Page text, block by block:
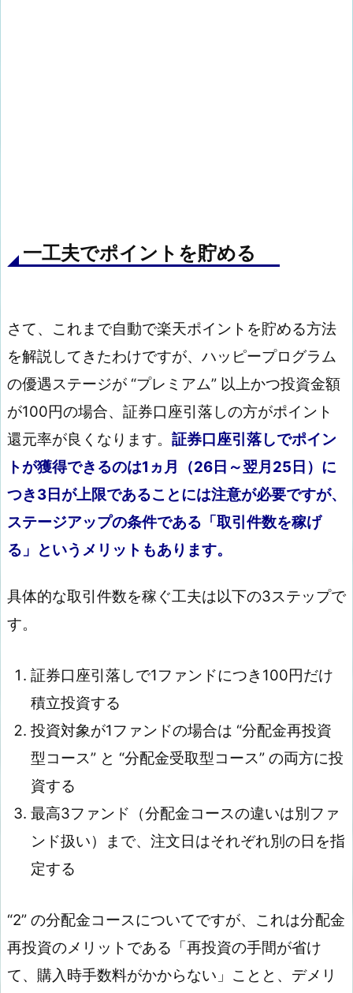
一工夫でポイントを貯める
さて、これまで自動で楽天ポイントを貯める方法
を解説してきたわけですが、ハッピープログラム
の優遇ステージが “プレミアム” 以上かつ投資金額
が100円の場合、証券口座引落しの方がポイント
還元率が良くなります。 証券口座引落しでポイン
トが獲得できるのは1ヵ月（26日～翌月25日）に
つき3日が上限であることには注意が必要ですが、
ステージアップの条件である「取引件数を稼げ
る」というメリットもあります。
具体的な取引件数を稼ぐ工夫は以下の3ステップで
す。
証券口座引落しで1ファンドにつき100円だけ
積立投資する
投資対象が1ファンドの場合は “分配金再投資
型コース” と “分配金受取型コース” の両方に投
資する
最高3ファンド（分配金コースの違いは別ファ
ンド扱い）まで、注文日はそれぞれ別の日を指
定する
“2” の分配金コースについてですが、これは分配金
再投資のメリットである「再投資の手間が省け
て、購入時手数料がかからない」ことと、デメリ